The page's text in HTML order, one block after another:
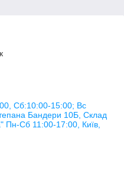
Сб:10:00-15:00; Вс
Бандери 10Б, Склад
Cб 11:00-17:00, Київ,